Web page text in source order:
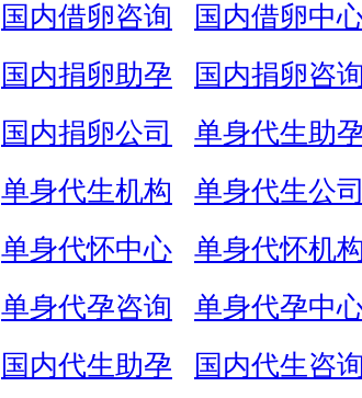
国内借卵咨询 国内借卵中
国内捐卵助孕 国内捐卵咨询
国内捐卵公司 单身代生助
单身代生机构 单身代生公司
单身代怀中心 单身代怀机构
单身代孕咨询 单身代孕中
国内代生助孕 国内代生咨询